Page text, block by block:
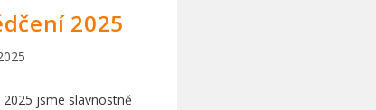
2025
2025 jsme slavnostně